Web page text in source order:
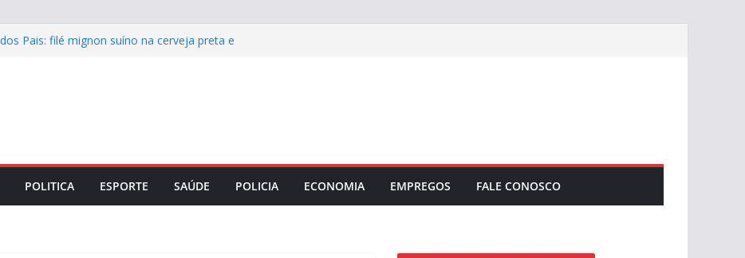
Pais: filé mignon suíno na cerveja preta e
empresarial
do Maranhão lança capacitação para
e mesários está ocorrendo por
presencialmente
POLITICA ESPORTE SAÚDE POLICIA ECONOMIA EMPREGOS FALE CONOSCO